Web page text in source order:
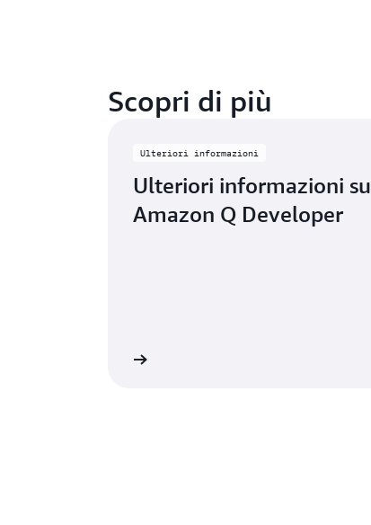
Scopri di più
Ulteriori informazioni
Ulteriori informazioni su
Amazon Q Developer